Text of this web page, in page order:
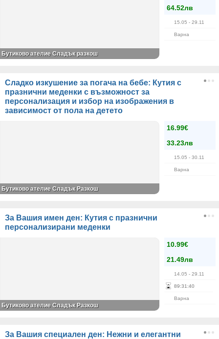
64.52лв
15.05 - 29.11
Варна
Бутиково ателие Сладък разкош
Сладко изкушение за погача на бебе: Кутия с
празнични меденки с възможност за
персонализация и избор на изображения в
зависимост от пола на детето
16.99€
33.23лв
15.05 - 30.11
Варна
Бутиково ателие Сладък Разкош
За Вашия имен ден: Кутия с празнични
персонализирани меденки
10.99€
21.49лв
14.05 - 29.11
89:31 :40
Варна
Бутиково ателие Сладък Разкош
За Вашия специален ден: Нежни и елегантни